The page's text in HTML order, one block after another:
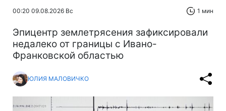
00:20 09.08.2026 Вс 1 мин
Эпицентр землетрясения зафиксировали
недалеко от границы с Ивано-
Франковской областью
ЮЛИЯ МАЛОВИЧКО